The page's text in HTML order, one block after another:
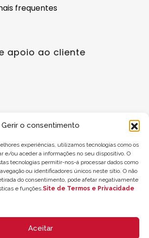
Gerir o consentimento
experiências, utilizamos tecnologias como os
e/ou aceder a informações no seu dispositivo. O
tecnologias permitir-nos-á processar dados como
ou identificadores únicos neste sítio. O não
do consentimento, pode afetar negativamente
e funções.Site de Termos e Privacidade
Aceitar
frequentes
apoio ao cliente